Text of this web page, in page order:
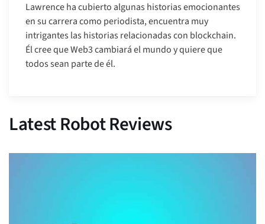
Lawrence ha cubierto algunas historias emocionantes
en su carrera como periodista, encuentra muy
intrigantes las historias relacionadas con blockchain.
Él cree que Web3 cambiará el mundo y quiere que
todos sean parte de él.
Latest Robot Reviews